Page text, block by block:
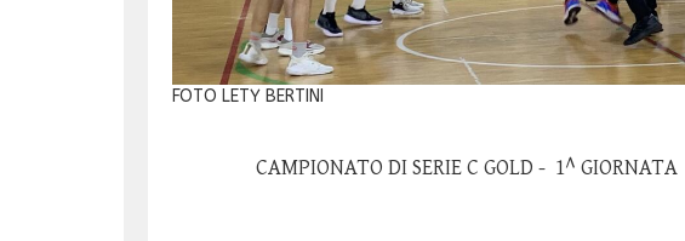
FOTO LETY BERTINI
CAMPIONATO DI SERIE C GOLD - 1^